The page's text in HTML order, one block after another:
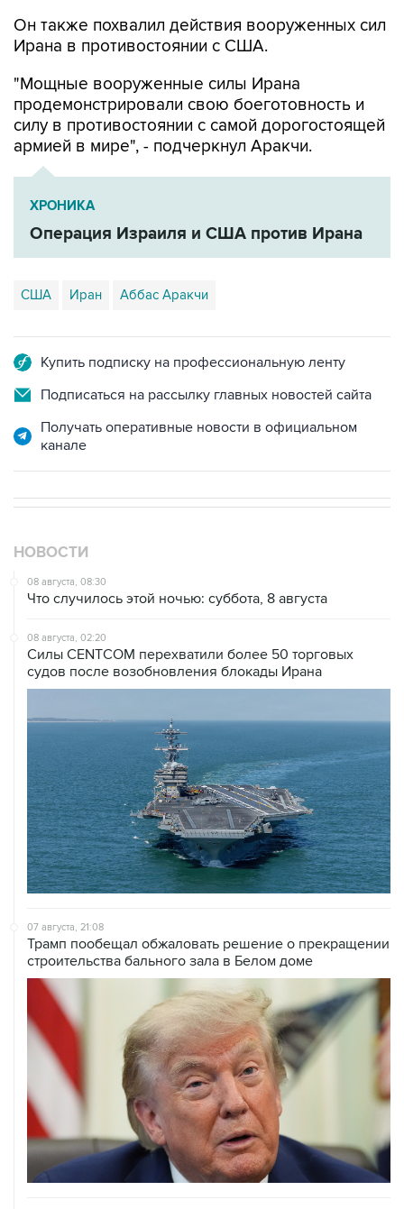
Он также похвалил действия вооруженных сил
Ирана в противостоянии с США.
"Мощные вооруженные силы Ирана
продемонстрировали свою боеготовность и
силу в противостоянии с самой дорогостоящей
армией в мире", - подчеркнул Аракчи.
ХРОНИКА
Операция Израиля и США против Ирана
США Иран Аббас Аракчи
Купить подписку на профессиональную ленту
Подписаться на рассылку главных новостей сайта
Получать оперативные новости в официальном
канале
НОВОСТИ
08 августа, 08:30
Что случилось этой ночью: суббота, 8 августа
08 августа, 02:20
Силы CENTCOM перехватили более 50 торговых
судов после возобновления блокады Ирана
07 августа, 21:08
Трамп пообещал обжаловать решение о прекращении
строительства бального зала в Белом доме